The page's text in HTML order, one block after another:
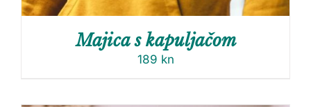
Majica s kapuljačom
189 kn